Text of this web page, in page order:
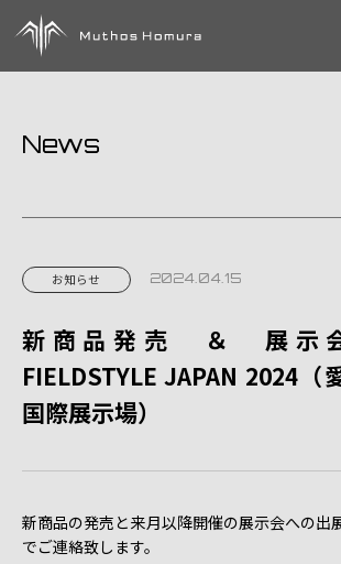
News
お知らせ 2024.04.15
新商品発売 ＆ 展示
FIELDSTYLE JAPAN 2024
国際展示場）
新商品の発売と来月以降開催の展示会への出
でご連絡致します。